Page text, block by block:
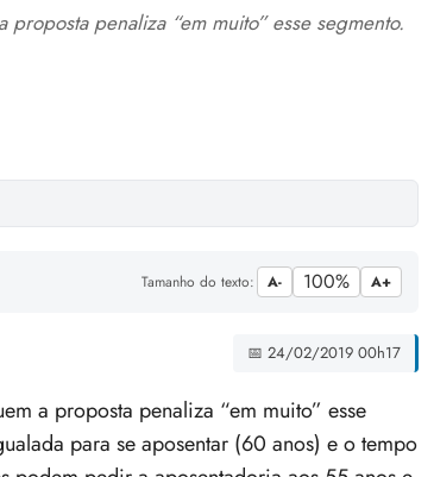
proposta penaliza “em muito” esse segmento.
Tamanho do texto: A- 100% A+
📅 24/02/2019 00h17
a proposta penaliza “em muito” esse
para se aposentar (60 anos) e o tempo